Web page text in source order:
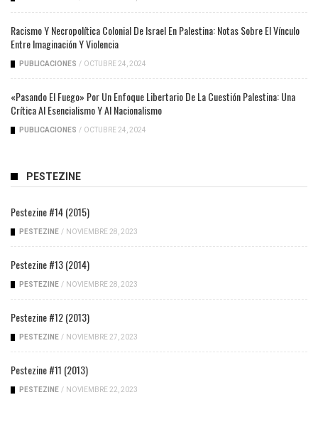
Racismo Y Necropolítica Colonial De Israel En Palestina: Notas Sobre El Vínculo
Entre Imaginación Y Violencia
PUBLICACIONES / OCTUBRE 24, 2024
«Pasando El Fuego» Por Un Enfoque Libertario De La Cuestión Palestina: Una
Crítica Al Esencialismo Y Al Nacionalismo
PUBLICACIONES / OCTUBRE 24, 2024
PESTEZINE
Pestezine #14 (2015)
PESTEZINE / NOVIEMBRE 28, 2023
Pestezine #13 (2014)
PESTEZINE / NOVIEMBRE 28, 2023
Pestezine #12 (2013)
PESTEZINE / NOVIEMBRE 27, 2023
Pestezine #11 (2013)
PESTEZINE / NOVIEMBRE 22, 2023